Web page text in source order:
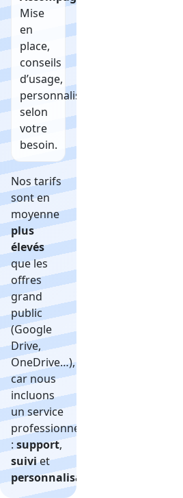
Mise
en
place,
conseils
d’usage,
personnalisation
selon
votre
besoin.
Nos tarifs
sont en
moyenne
plus
élevés
que les
offres
grand
public
(Google
Drive,
OneDrive…),
car nous
incluons
un service
professionnel
: support,
suiviet
personnalisation